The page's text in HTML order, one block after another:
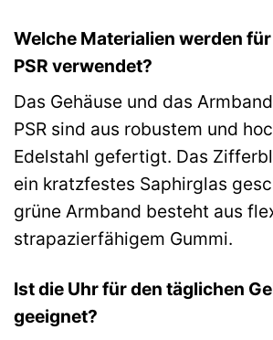
Welche Materialien werden
PSR verwendet?
Das Gehäuse und das
PSR sind aus robustem und
Edelstahl gefertigt. Das
ein kratzfestes Saphirglas
grüne Armband besteht aus
strapazierfähigem Gummi.
Ist die Uhr für den täglichen
geeignet?